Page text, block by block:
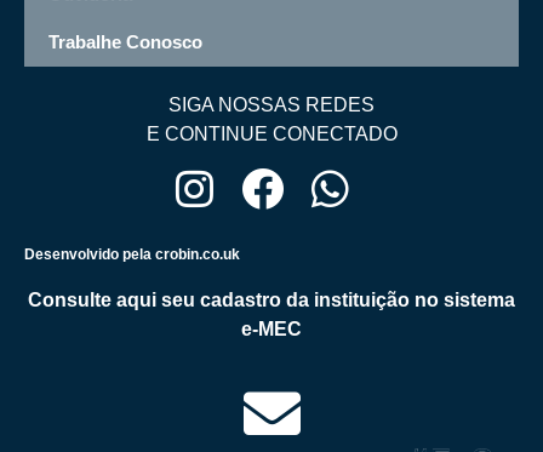
Trabalhe Conosco
SIGA NOSSAS REDES
E CONTINUE CONECTADO
Desenvolvido pela crobin.co.uk
Consulte aqui seu cadastro da instituição no sistema
e-MEC